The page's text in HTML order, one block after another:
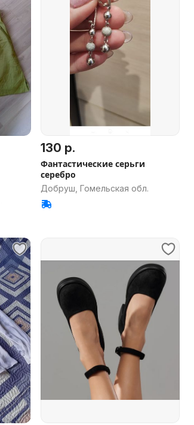
130 р.
Фантастические серьги
серебро
Добруш, Гомельская обл.